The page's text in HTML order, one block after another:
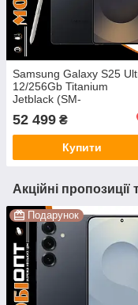
Samsung Galaxy S25
12/256Gb Titanium
Jetblack (SM-
Adapter UA UCRF
52 499 ₴
Купити
Акційні пропозиції
Подарунок